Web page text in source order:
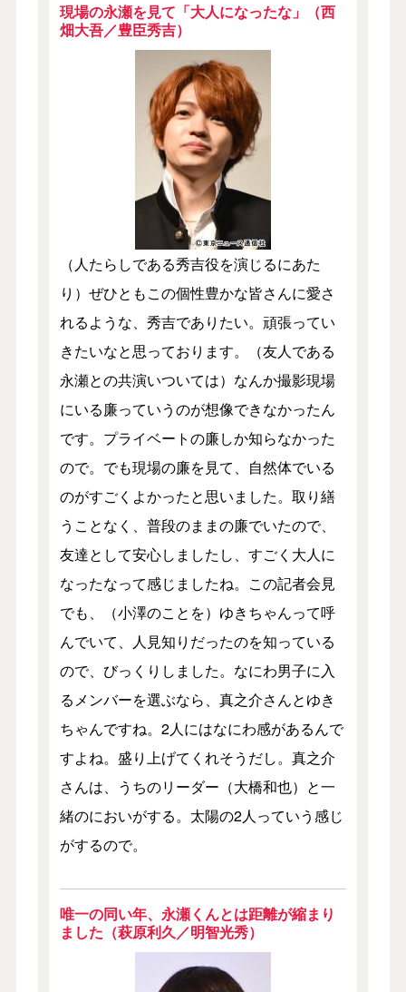
現場の永瀬を見て「大人になったな」（西
畑大吾／豊臣秀吉）
（人たらしである秀吉役を演じるにあた
り）ぜひともこの個性豊かな皆さんに愛さ
れるような、秀吉でありたい。頑張ってい
きたいなと思っております。（友人である
永瀬との共演いついては）なんか撮影現場
にいる廉っていうのが想像できなかったん
です。プライベートの廉しか知らなかった
ので。でも現場の廉を見て、自然体でいる
のがすごくよかったと思いました。取り繕
うことなく、普段のままの廉でいたので、
友達として安心しましたし、すごく大人に
なったなって感じましたね。この記者会見
でも、（小澤のことを）ゆきちゃんって呼
んでいて、人見知りだったのを知っている
ので、びっくりしました。なにわ男子に入
るメンバーを選ぶなら、真之介さんとゆき
ちゃんですね。2人にはなにわ感があるんで
すよね。盛り上げてくれそうだし。真之介
さんは、うちのリーダー（大橋和也）と一
緒のにおいがする。太陽の2人っていう感じ
がするので。
唯一の同い年、永瀬くんとは距離が縮まり
ました（萩原利久／明智光秀）